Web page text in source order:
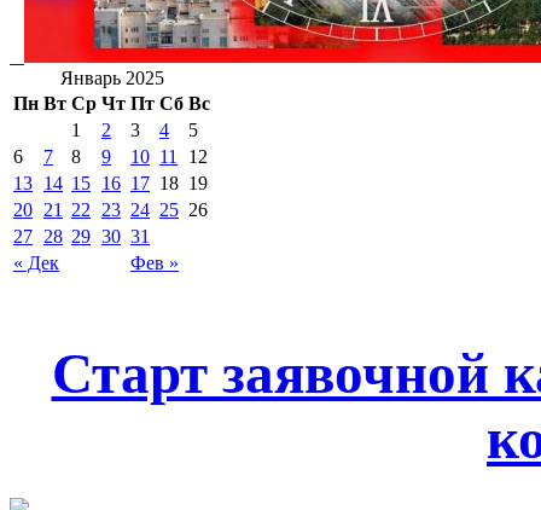
Январь 2025
Пн Вт Ср Чт Пт Сб Вс
« Дек Фев »
1 2 3 4
5
6
7 8 9 10 11
12
13 14 15 16 17 18 19
20 21 22 23 24 25 26
27 28 29 30 31
Старт заявочной